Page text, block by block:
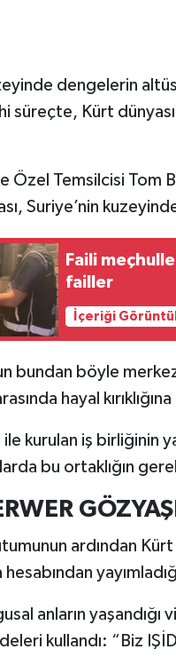
dengelerin
Kürt
Özel Temsilcisi Tom
Suriye’nin
Faili
failler
İçeriği
bundan böyle
hayal
kurulan iş birliğinin
bu ortaklığın
ardından Kürt
anların
kullandı: “Biz